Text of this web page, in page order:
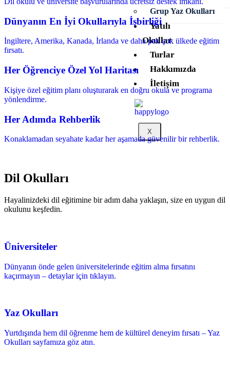
Grup Yaz Okulları
Yatılı
Okullar
Turlar
Hakkımızda
İletişim
X
Dünyanın En İyi Okullarıyla İşbirliği
İngiltere, Amerika, Kanada, İrlanda ve daha pek çok ülkede eğitim
fırsatı.
Her Öğrenciye Özel Yol Haritası
Kişiye özel eğitim planı oluşturarak en doğru okula ve programa
yönlendirme.
Her Adımda Rehberlik
Konaklamadan seyahate kadar her aşamada güvenilir bir rehberlik.
Dil Okulları
Hayalinizdeki dil eğitimine bir adım daha yaklaşın, size en uygun dil
okulunu keşfedin.
Üniversiteler
Dünyanın önde gelen üniversitelerinde eğitim alma fırsatını
kaçırmayın – detaylar için tıklayın.
Yaz Okulları
Yurtdışında hem dil öğrenme hem de kültürel deneyim fırsatı – Yaz
Okulları sayfamıza göz atın.